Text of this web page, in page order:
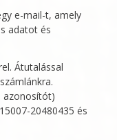
e-mail-t, amely
adatot és
Átutalással
azonosítót)
20480435 és